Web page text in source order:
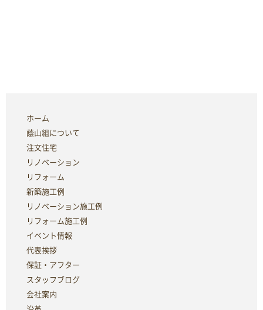
ホーム
蔭山組について
注文住宅
リノベーション
リフォーム
新築施工例
リノベーション施工例
リフォーム施工例
イベント情報
代表挨拶
保証・アフター
スタッフブログ
会社案内